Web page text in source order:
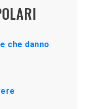
che danno